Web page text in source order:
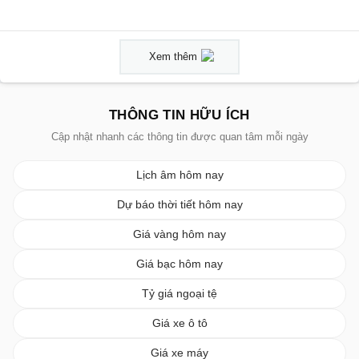
Xem thêm
THÔNG TIN HỮU ÍCH
Cập nhật nhanh các thông tin được quan tâm mỗi ngày
Lịch âm hôm nay
Dự báo thời tiết hôm nay
Giá vàng hôm nay
Giá bạc hôm nay
Tỷ giá ngoại tệ
Giá xe ô tô
Giá xe máy